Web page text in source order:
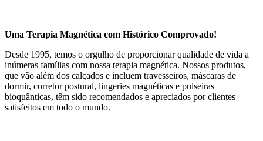
Uma Terapia Magnética com Histórico Comprovado!
Desde 1995, temos o orgulho de proporcionar qualidade de vida a
inúmeras famílias com nossa terapia magnética. Nossos produtos,
que vão além dos calçados e incluem travesseiros, máscaras de
dormir, corretor postural, lingeries magnéticas e pulseiras
bioquânticas, têm sido recomendados e apreciados por clientes
satisfeitos em todo o mundo.